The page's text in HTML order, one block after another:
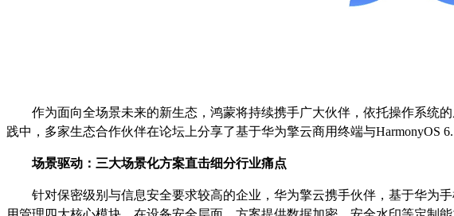
作为面向全场景未来的新生态，鸿蒙将持续携手广大伙伴，依托操作系统
践中，多家生态合作伙伴在论坛上分享了基于华为擎云商用终端与HarmonyOS
场景驱动：三大场景化方案直击细分行业痛点
针对保密级别与信息安全要求较高的企业，华为擎云携手伙伴，基于华为